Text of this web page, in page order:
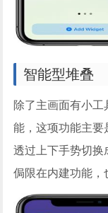
智能型堆叠
除了主画面有小工
能，这项功能主要
透过上下手势切换
侷限在内建功能，